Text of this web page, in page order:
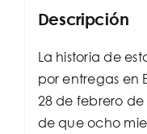
Descripción
La historia de
por entregas en
28 de febrero
de que ocho